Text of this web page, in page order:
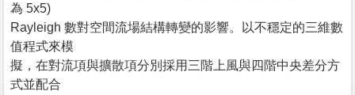
為 5x5)
Rayleigh 數對空間流場結構轉變的影響。以不穩定的三維數
值程式來模
擬，在對流項與擴散項分別採用三階上風與四階中央差分方
式並配合